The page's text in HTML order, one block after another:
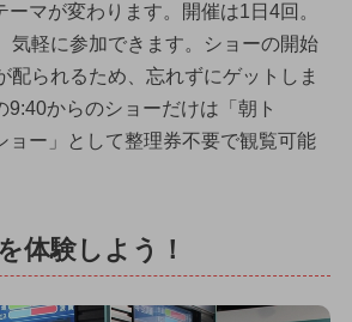
マが変わります。開催は1日4回。
気軽に参加できます。ショーの開始
配られるため、忘れずにゲットしま
9:40からのショーだけは「朝ト
ー」として整理券不要で観覧可能
体験しよう！